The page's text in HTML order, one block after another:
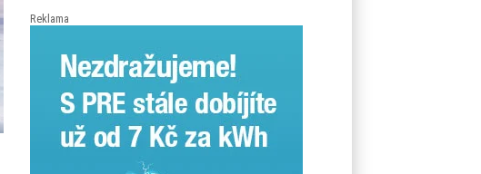
posledních 10 let (2016–2026).
Reklama